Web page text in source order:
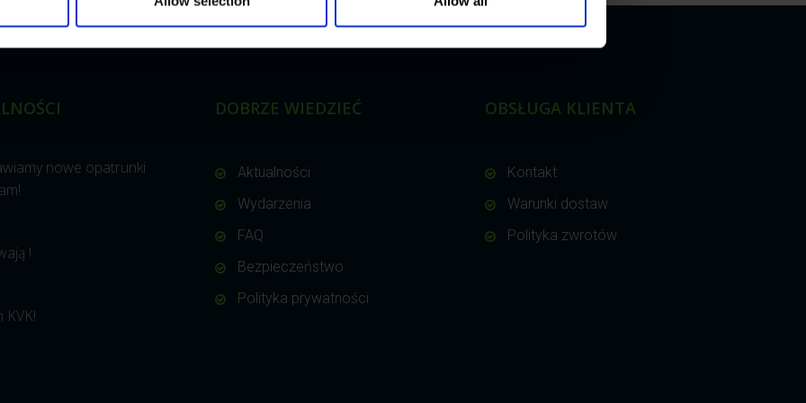
nowe opatrunki
!
KVK!
DOBRZE WIEDZIEĆ
Aktualności
Wydarzenia
FAQ
Bezpieczeństwo
Polityka prywatności
OBSŁUGA KLIENTA
Kontakt
Warunki dostaw
Polityka zwrotów